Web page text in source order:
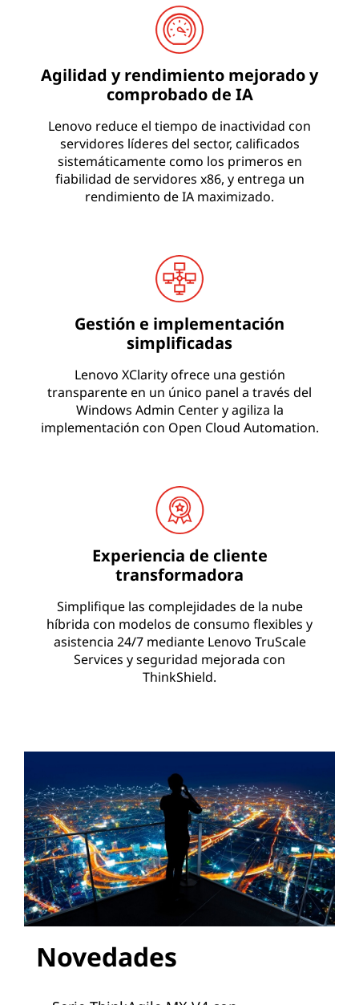
Agilidad y rendimiento mejorado y
comprobado de IA
Lenovo reduce el tiempo de inactividad con
servidores líderes del sector, calificados
sistemáticamente como los primeros en
fiabilidad de servidores x86, y entrega un
rendimiento de IA maximizado.
Gestión e implementación
simplificadas
Lenovo XClarity ofrece una gestión
transparente en un único panel a través del
Windows Admin Center y agiliza la
implementación con Open Cloud Automation.
Experiencia de cliente
transformadora
Simplifique las complejidades de la nube
híbrida con modelos de consumo flexibles y
asistencia 24/7 mediante Lenovo TruScale
Services y seguridad mejorada con
ThinkShield.
Novedades